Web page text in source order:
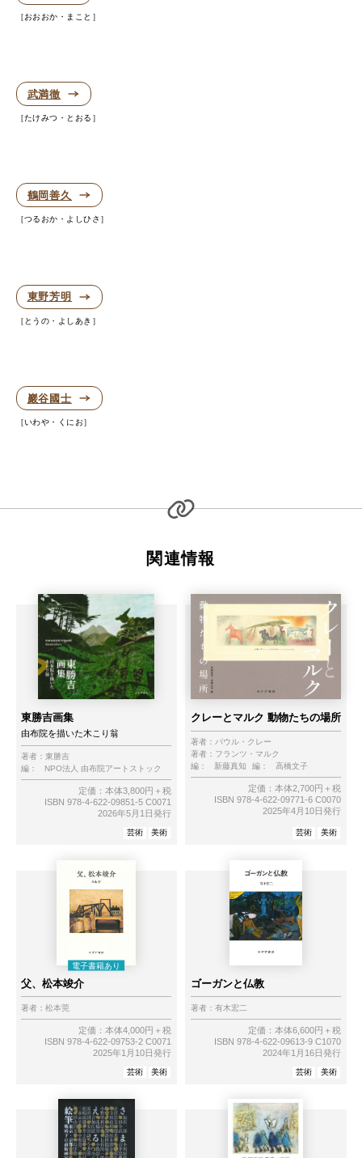
おおおか・まこと
武満徹
たけみつ・とおる
鶴岡善久
つるおか・よしひさ
東野芳明
とうの・よしあき
巖谷國士
いわや・くにお
関連情報
東勝吉画集
由布院を描いた木こり翁
著者： 東勝吉
編：
NPO法人 由布院アートストック
定価：本体3,800円＋税
ISBN 978-4-622-09851-5 C0071
2026年5月1日発行
芸術 美術
クレーとマルク 動物たちの場所
著者： パウル・クレー
著者： フランツ・マルク
編：
新藤真知 編： 高橋文子
定価：本体2,700円＋税
ISBN 978-4-622-09771-6 C0070
2025年4月10日発行
芸術 美術
父、松本竣介
著者： 松本莞
定価：本体4,000円＋税
ISBN 978-4-622-09753-2 C0071
2025年1月10日発行
芸術 美術
ゴーガンと仏教
著者： 有木宏二
定価：本体6,600円＋税
ISBN 978-4-622-09613-9 C1070
2024年1月16日発行
芸術 美術